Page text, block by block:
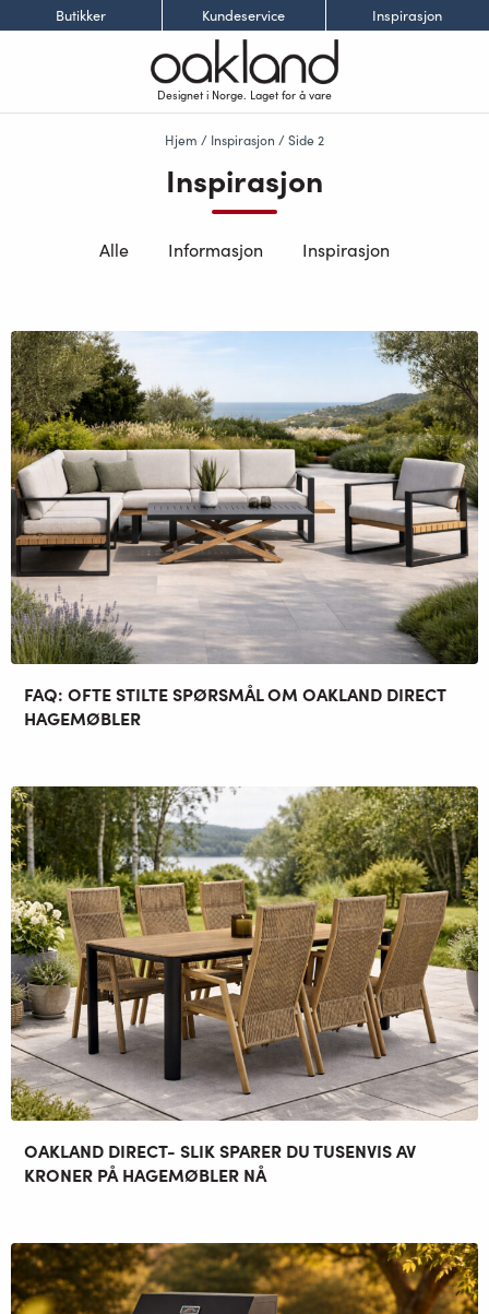
Butikker Kundeservice Inspirasjon
Designet i Norge. Laget for å vare
Hjem / Inspirasjon / Side 2
Inspirasjon
Alle Informasjon Inspirasjon
FAQ: OFTE STILTE SPØRSMÅL OM OAKLAND DIRECT
HAGEMØBLER
OAKLAND DIRECT- SLIK SPARER DU TUSENVIS AV
KRONER PÅ HAGEMØBLER NÅ